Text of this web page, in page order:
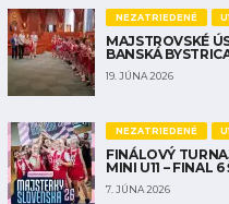
NEZATRIEDENÉ
MAJSTROVSKÉ
BANSKÁ
19. JÚNA 2026
NEZATRIEDENÉ
FINÁLOVÝ
MINI U11 – FINAL
7. JÚNA 2026